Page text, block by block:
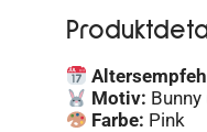
Motiv:
Farbe: Pink